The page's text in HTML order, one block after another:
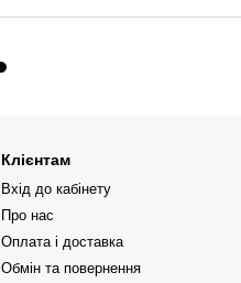
Клієнтам
Вхід до кабінету
Про нас
Оплата і доставка
Обмін та повернення